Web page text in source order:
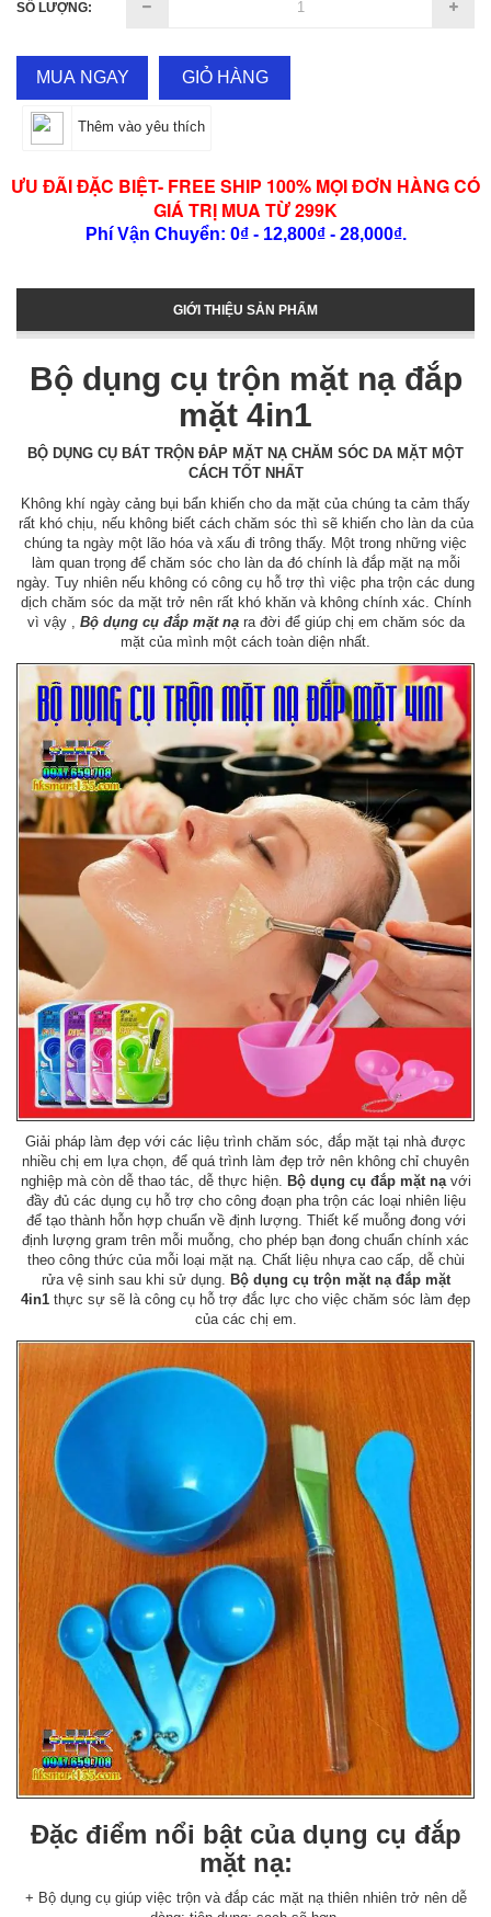
SỐ LƯỢNG:
MUA NGAY GIỎ HÀNG
Thêm vào yêu thích
ƯU ĐÃI ĐẶC BIỆT- FREE SHIP 100% MỌI ĐƠN HÀNG CÓ
GIÁ TRỊ MUA TỪ 299K
Phí Vận Chuyển: 0₫ - 12,800₫ - 28,000₫.
GIỚI THIỆU SẢN PHẨM
Bộ dụng cụ trộn mặt nạ đắp
mặt 4in1
BỘ DỤNG CỤ BÁT TRỘN ĐẮP MẶT NẠ CHĂM SÓC DA MẶT MỘT
CÁCH TỐT NHẤT
Không khí ngày cảng bụi bẩn khiến cho da mặt của chúng ta cảm thấy
rất khó chịu, nếu không biết cách chăm sóc thì sẽ khiến cho làn da của
chúng ta ngày một lão hóa và xấu đi trông thấy. Một trong những việc
làm quan trọng để chăm sóc cho làn da đó chính là đắp mặt nạ mỗi
ngày. Tuy nhiên nếu không có công cụ hỗ trợ thì việc pha trộn các dung
dịch chăm sóc da mặt trở nên rất khó khăn và không chính xác. Chính
vì vậy , Bộ dụng cụ đắp mặt nạra đời để giúp chị em chăm sóc da
mặt của mình một cách toàn diện nhất.
Giải pháp làm đẹp với các liệu trình chăm sóc, đắp mặt tại nhà được
nhiều chị em lựa chọn, để quá trình làm đẹp trở nên không chỉ chuyên
nghiệp mà còn dễ thao tác, dễ thực hiện. Bộ dụng cụ đắp mặt nạvới
đầy đủ các dụng cụ hỗ trợ cho công đoạn pha trộn các loại nhiên liệu
để tạo thành hỗn hợp chuẩn về định lượng. Thiết kế muỗng đong với
định lượng gram trên mỗi muỗng, cho phép bạn đong chuẩn chính xác
theo công thức của mỗi loại mặt nạ. Chất liệu nhựa cao cấp, dễ chùi
rửa vệ sinh sau khi sử dụng. Bộ dụng cụ trộn mặt nạ đắp mặt
4in1 thực sự sẽ là công cụ hỗ trợ đắc lực cho việc chăm sóc làm đẹp
của các chị em.
Đặc điểm nổi bật của dụng cụ đắp
mặt nạ:
+ Bộ dụng cụ giúp việc trộn và đắp các mặt nạ thiên nhiên trở nên dễ